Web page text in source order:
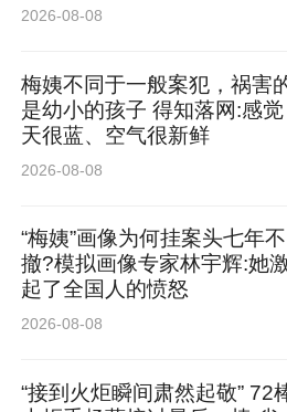
在他面前说了我坏话。”
事发后，小赵父亲第一时间
令一家人没想到的是，维权
蓄意报复。5月9日下午4时
下楼到派出所做笔录。
小赵当时心生疑虑：“我知
我爸爸打电话询问。”小赵
2026-08-08
梅姨不同于一般案犯，祸害
是幼小的孩子 得知落网:感觉
天很蓝、空气很新鲜
2026-08-08
“梅姨”画像为何挂案头七年不
撤?模拟画像专家林宇辉:她
起了全国人的愤怒
2026-08-08
“接到火炬瞬间肃然起敬” 72